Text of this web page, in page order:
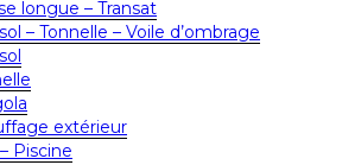
longue – Transat
– Tonnelle – Voile d’ombrage
extérieur
Piscine